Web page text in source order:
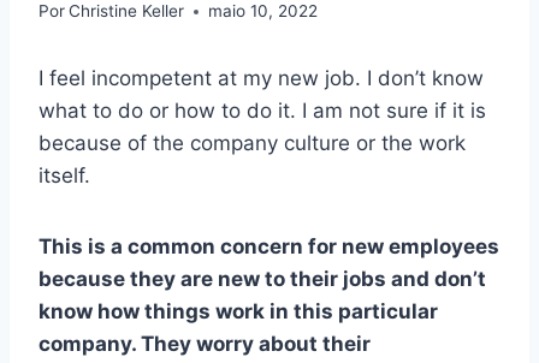
PorChristine Keller maio 10, 2022
I feel incompetent at my new job. I don’t know
what to do or how to do it. I am not sure if it is
because of the company culture or the work
itself.
This is a common concern for new employees
because they are new to their jobs and don’t
know how things work in this particular
company. They worry about their